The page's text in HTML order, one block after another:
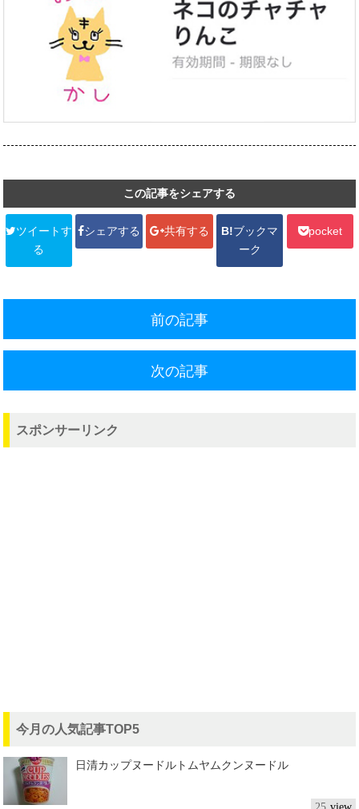
この記事をシェアする
ツイートす
る
シェアする 共有する B!ブックマ
ーク
pocket
前の記事
次の記事
スポンサーリンク
今月の人気記事TOP5
日清カップヌードルトムヤムクンヌードル